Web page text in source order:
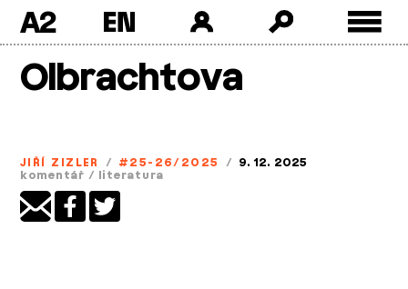
A2
Olbrachtova
JIŘÍ ZIZLER / #25-26/2025 / 9. 12. 2025
komentář / literatura